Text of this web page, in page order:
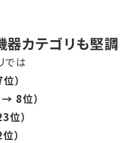
カテゴリも堅調
では
）
→ 8位）
位）
）